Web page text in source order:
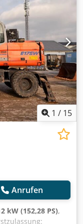
)
Löffel -
erhalten
1 / 15
Anrufen
kW (152,28 PS),